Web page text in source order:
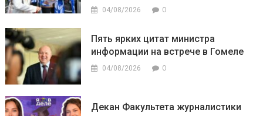
04/08/2026 0
Пять ярких цитат министра
информации на встрече в Гомеле
04/08/2026 0
Декан Факультета журналистики